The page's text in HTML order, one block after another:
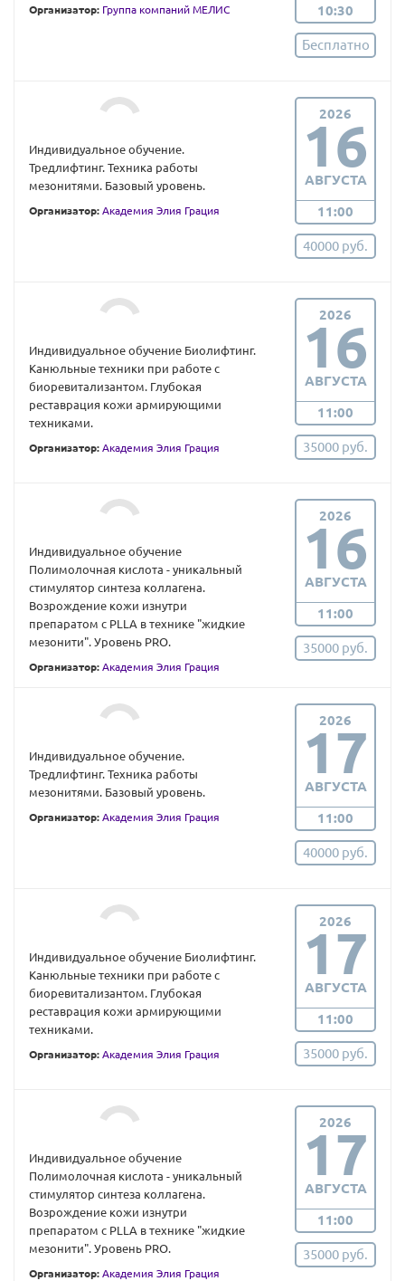
Организатор: Группа компаний МЕЛИС 10:30
Бесплатно
Индивидуальное обучение.
Тредлифтинг. Техника работы
мезонитями. Базовый уровень.
Организатор: Академия Элия Грация
2026
16
АВГУСТА
11:00
40000 руб.
Индивидуальное обучение Биолифтинг.
Канюльные техники при работе с
биоревитализантом. Глубокая
реставрация кожи армирующими
техниками.
Организатор: Академия Элия Грация
2026
16
АВГУСТА
11:00
35000 руб.
Индивидуальное обучение
Полимолочная кислота - уникальный
стимулятор синтеза коллагена.
Возрождение кожи изнутри
препаратом с PLLA в технике "жидкие
мезонити". Уровень PRO.
Организатор: Академия Элия Грация
2026
16
АВГУСТА
11:00
35000 руб.
Индивидуальное обучение.
Тредлифтинг. Техника работы
мезонитями. Базовый уровень.
Организатор: Академия Элия Грация
2026
17
АВГУСТА
11:00
40000 руб.
Индивидуальное обучение Биолифтинг.
Канюльные техники при работе с
биоревитализантом. Глубокая
реставрация кожи армирующими
техниками.
Организатор: Академия Элия Грация
2026
17
АВГУСТА
11:00
35000 руб.
Индивидуальное обучение
Полимолочная кислота - уникальный
стимулятор синтеза коллагена.
Возрождение кожи изнутри
препаратом с PLLA в технике "жидкие
мезонити". Уровень PRO.
Организатор: Академия Элия Грация
2026
17
АВГУСТА
11:00
35000 руб.